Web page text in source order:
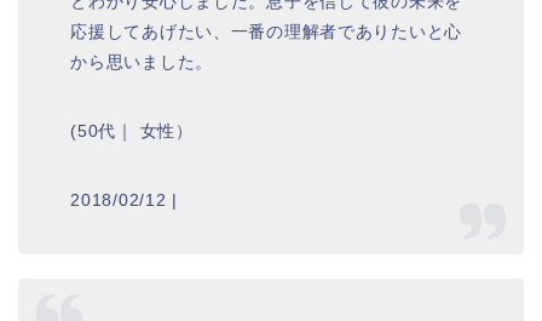
応援してあげたい、一番の理解者でありたいと心
から思いました。
(50代｜ 女性）
2018/02/12 |